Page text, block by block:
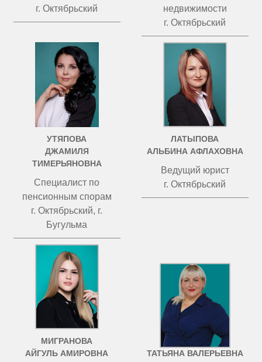
г. Октябрьский
недвижимости
г. Октябрьский
УТЯПОВА
ДЖАМИЛЯ
ТИМЕРЬЯНОВНА
Специалист по
пенсионным спорам
г. Октябрьский, г.
Бугульма
ЛАТЫПОВА
АЛЬБИНА АФЛАХОВНА
Ведущий юрист
г. Октябрьский
МИГРАНОВА
АЙГУЛЬ АМИРОВНА
ЧИСТОВА
ТАТЬЯНА ВАЛЕРЬЕВНА